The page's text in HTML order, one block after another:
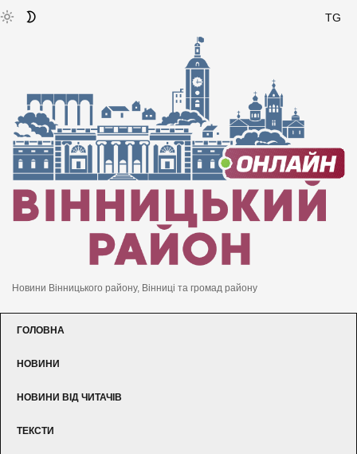
TG
Новини Вінницького району, Вінниці та громад району
ГОЛОВНА
НОВИНИ
НОВИНИ ВІД ЧИТАЧІВ
ТЕКСТИ